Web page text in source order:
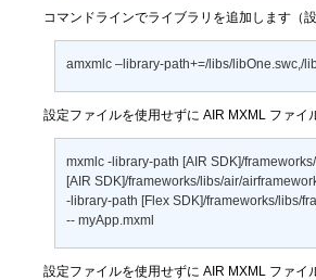
コマンドラインでライブラリを追加します（
amxmlc –library-path+=/libs/libOne.swc,/
設定ファイルを使用せずに AIR MXML ファイ
mxmlc -library-path [AIR SDK]/
[AIR SDK]/frameworks/libs/air/
-library-path [Flex SDK]/frameworks/libs/
-- myApp.mxml
設定ファイルを使用せずに AIR MXML ファイ